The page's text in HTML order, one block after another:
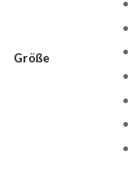
Größe